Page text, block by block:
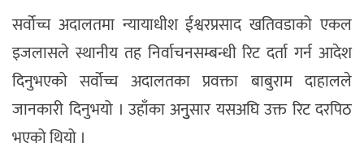
सर्वोच्च अदालतमा न्यायाधीश ईश्वरप्रसाद खतिवडाको एकल
इजलासले स्थानीय तह निर्वाचनसम्बन्धी रिट दर्ता गर्न आदेश
दिनुभएको सर्वोच्च अदालतका प्रवक्ता बाबुराम दाहालले
जानकारी दिनुभयो । उहाँका अनुुसार यसअघि उक्त रिट दरपिठ
भएको थियो ।